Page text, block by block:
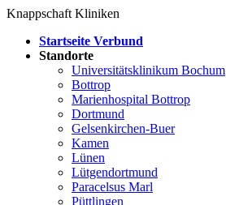
Knappschaft Kliniken
Startseite Verbund
Standorte
Universitätsklinikum Bochum
Bottrop
Marienhospital Bottrop
Dortmund
Gelsenkirchen-Buer
Kamen
Lünen
Lütgendortmund
Paracelsus Marl
Püttlingen